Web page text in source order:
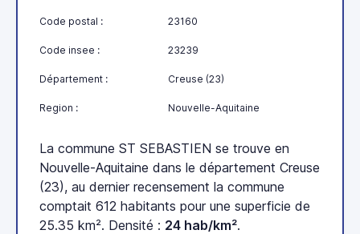
Code postal : 23160
Code insee : 23239
Département : Creuse (23)
Region : Nouvelle-Aquitaine
La commune ST SEBASTIEN se trouve en
Nouvelle-Aquitaine dans le département Creuse
(23), au dernier recensement la commune
comptait 612 habitants pour une superficie de
25.35 km². Densité : 24 hab/km².